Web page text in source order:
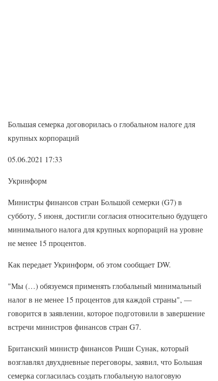
Большая семерка договорилась о глобальном налоге для
крупных корпораций
05.06.2021 17:33
Укринформ
Министры финансов стран Большой семерки (G7) в
субботу, 5 июня, достигли согласия относительно будущего
минимального налога для крупных корпораций на уровне
не менее 15 процентов.
Как передает Укринформ, об этом сообщает DW.
"Мы (…) обязуемся применять глобальный минимальный
налог в не менее 15 процентов для каждой страны", —
говорится в заявлении, которое подготовили в завершение
встречи министров финансов стран G7.
Британский министр финансов Риши Сунак, который
возглавлял двухдневные переговоры, заявил, что Большая
семерка согласилась создать глобальную налоговую